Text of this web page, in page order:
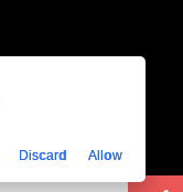
Discard Allow